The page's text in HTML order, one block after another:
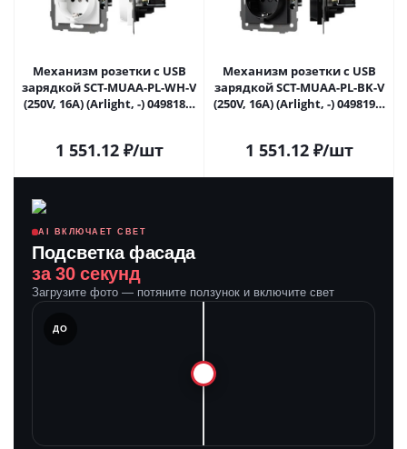
Механизм розетки с USB
зарядкой SCT-MUAA-PL-WH-V
(250V, 16A) (Arlight, -) 049818 в
1 551.12₽/шт
Механизм розетки с USB
зарядкой SCT-MUAA-PL-BK-V
(250V, 16A) (Arlight, -) 049819 в
1 551.12₽/шт
AI ВКЛЮЧАЕТ СВЕТ
Подсветка фасада
за 30 секунд
Загрузите фото — потяните ползунок и включите свет
ДО